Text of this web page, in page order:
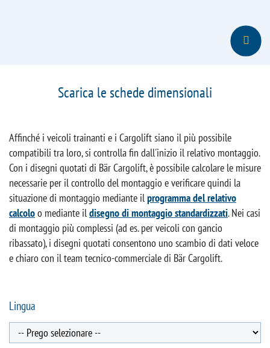
Scarica le schede dimensionali
Affinché i veicoli trainanti e i Cargolift siano il più possibile
compatibili tra loro, si controlla fin dall'inizio il relativo montaggio.
Con i disegni quotati di Bär Cargolift, è possibile calcolare le misure
necessarie per il controllo del montaggio e verificare quindi la
situazione di montaggio mediante ilprogramma del relativo
calcoloo mediante ildisegno di montaggio standardizzati. Nei casi
di montaggio più complessi (ad es. per veicoli con gancio
ribassato), i disegni quotati consentono uno scambio di dati veloce
e chiaro con il team tecnico-commerciale di Bär Cargolift.
Lingua